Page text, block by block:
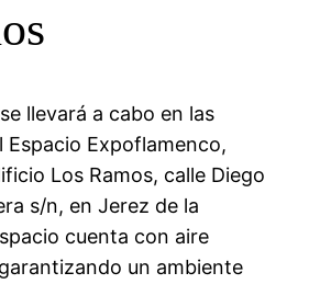
llevará a cabo en las
Espacio Expoflamenco,
Los Ramos, calle Diego
s/n, en Jerez de la
cuenta con aire
un ambiente